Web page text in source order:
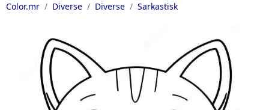
Color.mr Diverse Diverse Sarkastisk